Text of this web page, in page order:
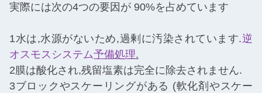
実際には次の4つの要因が 90%を占めています
1水は,水源がないため,過剰に汚染されています.逆
オスモスシステム予備処理.
2膜は酸化され,残留塩素は完全に除去されません.
3ブロックやスケーリングがある (軟化剤やスケー